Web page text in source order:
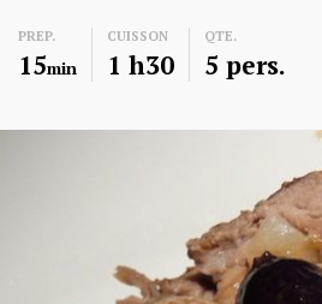
PREP.
15min
CUISSON
1 h30
QTE.
5 pers.